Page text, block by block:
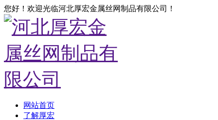
您好！欢迎光临河北厚宏金属丝网制品有限公司！
网站首页
了解厚宏